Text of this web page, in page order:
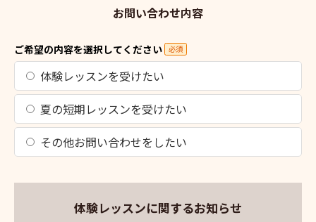
お問い合わせ内容
ご希望の内容を選択してください 必須
体験レッスンを受けたい
夏の短期レッスンを受けたい
その他お問い合わせをしたい
体験レッスンに関するお知らせ